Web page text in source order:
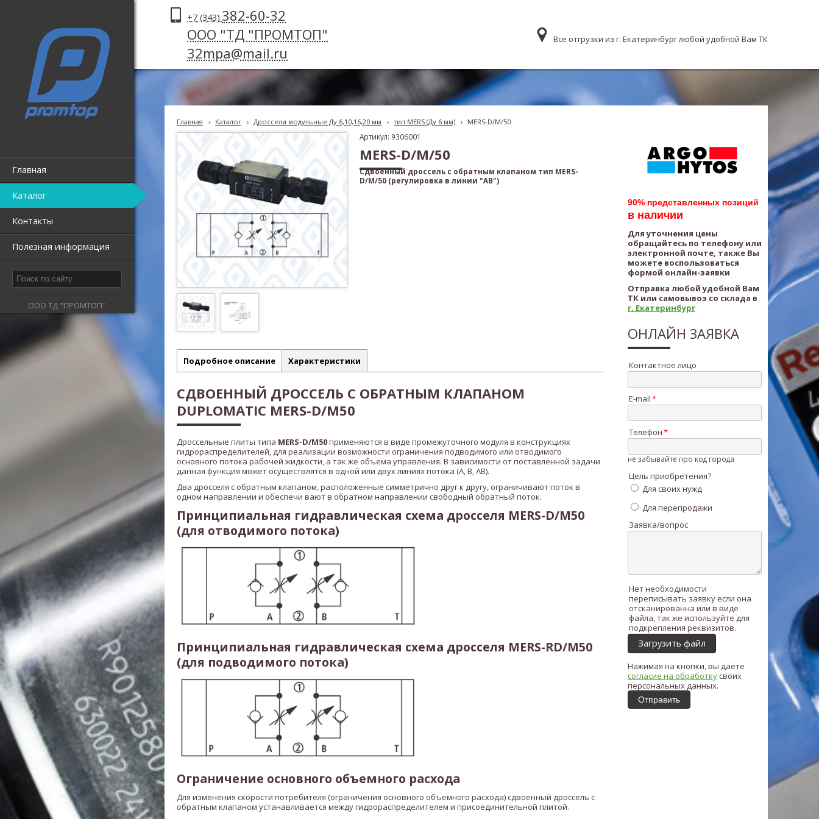
Главная
Каталог
Контакты
Полезная информация
ООО ТД "ПРОМТОП"
+7 (343) 382-60-32
ООО "ТД "ПРОМТОП"
32mpa@mail.ru
Все отгрузки из г. Екатеринбург любой удобной Вам ТК
Главная › Каталог › Дроссели модульные Ду 6,10,16,20 мм › тип MERS (Ду 6 мм) › MERS-D/M/50
Артикул: 9306001
MERS-D/M/50
Сдвоенный дроссель с обратным клапаном тип MERS-
D/M/50 (регулировка в линии "AB")
Подробное описание Характеристики
СДВОЕННЫЙ ДРОССЕЛЬ С ОБРАТНЫМ КЛАПАНОМ
DUPLOMATIC MERS-D/M50
Дроссельные плиты типа MERS-D/M50применяются в виде промежуточного модуля в конструкциях
гидрораспределителей, для реализации возможности ограничения подводимого или отводимого
основного потока рабочей жидкости, а так же объема управления. В зависимости от поставленной задачи
данная функция может осуществлятся в одной или двух линиях потока (A, B, AB).
Два дросселя с обратным клапаном, расположенные симметрично друг к другу, ограничивают поток в
одном направлении и обеспечи вают в обратном направлении свободный обратный поток.
Принципиальная гидравлическая схема дросселя MERS-D/M50
(для отводимого потока)
Принципиальная гидравлическая схема дросселя MERS-RD/M50
(для подводимого потока)
Ограничение основного объемного расхода
Для изменения скорости потребителя (ограничения основного объемного расхода) сдвоенный дроссель с
обратным клапаном устанавливается между гидрораспределителем и присоединительной плитой.
90% представленных позиций
в наличии
Для уточнения цены
обращайтесь по телефону или
электронной почте, также Вы
можете воспользоваться
формой онлайн-заявки
Отправка любой удобной Вам
ТК или самовывоз со склада в
г. Екатеринбург
ОНЛАЙН ЗАЯВКА
Контактное лицо
E-mail
Телефон
не забывайте про код города
Цель приобретения?
Для своих нужд
Для перепродажи
Заявка/вопрос
Нет необходимости
переписывать заявку если она
отсканированна или в виде
файла, так же используйте для
подкрепления реквизитов.
Загрузить файл
Нажимая на кнопки, вы даёте
согласие на обработкусвоих
персональных данных.
Отправить